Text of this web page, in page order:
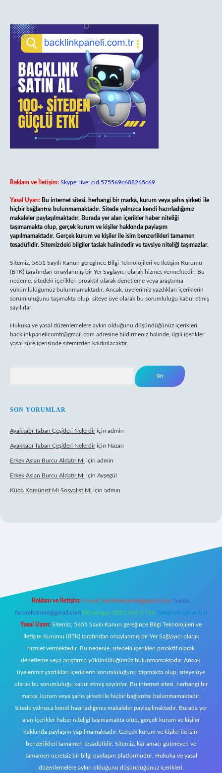
Reklam ve İletişim: Skype: live:.cid.575569c608265c69
Yasal Uyarı: Bu internet sitesi, herhangi bir marka, kurum veya şahıs şirketi ile
hiçbir bağlantısı bulunmamaktadır. Sitede yalnızca kendi hazırladığımız
makaleler paylaşılmaktadır. Burada yer alan içerikler haber niteliği
taşımamakta olup, gerçek kurum ve kişiler hakkında paylaşım
yapılmamaktadır. Gerçek kurum ve kişiler ile isim benzerlikleri tamamen
tesadüfidir. Sitemizdeki bilgiler taslak halindedir ve tavsiye niteliği taşımazlar.
Sitemiz, 5651 Sayılı Kanun gereğince Bilgi Teknolojileri ve İletişim Kurumu
(BTK) tarafından onaylanmış bir Yer Sağlayıcı olarak hizmet vermektedir. Bu
nedenle, sitedeki içerikleri proaktif olarak denetleme veya araştırma
yükümlülüğümüz bulunmamaktadır. Ancak, üyelerimiz yazdıkları içeriklerin
sorumluluğunu taşımakta olup, siteye üye olarak bu sorumluluğu kabul etmiş
sayılırlar.
Hukuka ve yasal düzenlemelere aykırı olduğunu düşündüğünüz içerikleri,
backlinkpanelicomtr@gmail.com adresine bildirmeniz halinde, ilgili içerikler
yasal süre içerisinde sitemizden kaldırılacaktır.
SON YORUMLAR
Ayakkabı Taban Çeşitleri Nelerdiriçin admin
Ayakkabı Taban Çeşitleri Nelerdiriçin Nazan
Erkek Aslan Burcu Aldatır Mı için admin
Erkek Aslan Burcu Aldatır Mı için Ayşegül
Küba Komünist Mi Sosyalist Mi için admin
Reklam ve İletişim: E-mail: backlinkpaneli@gmail.com Teams:
forumhizmeti@gmail.com Whatsapp: 0262 606 0 726 Telegram: @karabul
Yasal Uyarı: Sitemiz, 5651 Sayılı Kanun gereğince Bilgi Teknolojileri ve
İletişim Kurumu (BTK) tarafından onaylanmış bir Yer Sağlayıcı olarak
hizmet vermektedir. Bu nedenle, sitedeki içerikleri proaktif olarak
denetleme veya araştırma yükümlülüğümüz bulunmamaktadır. Ancak,
üyelerimiz yazdıkları içeriklerin sorumluluğunu taşımakta olup, siteye üye
olarak bu sorumluluğu kabul etmiş sayılırlar. Bu internet sitesi, herhangi bir
marka, kurum veya şahıs şirketi ile hiçbir bağlantısı bulunmamaktadır.
Sitede yalnızca kendi hazırladığımız makaleler paylaşılmaktadır. Burada yer
alan içerikler haber niteliği taşımamakta olup, gerçek kurum ve kişiler
hakkında paylaşım yapılmamaktadır. Gerçek kurum ve kişiler ile isim
benzerlikleri tamamen tesadüfidir. Sitemiz, kar amacı gütmeyen ve
tamamen ücretsiz bir bilgi paylaşım platformudur. Hukuka ve yasal
düzenlemelere aykırı olduğunu düşündüğünüz içerikleri,